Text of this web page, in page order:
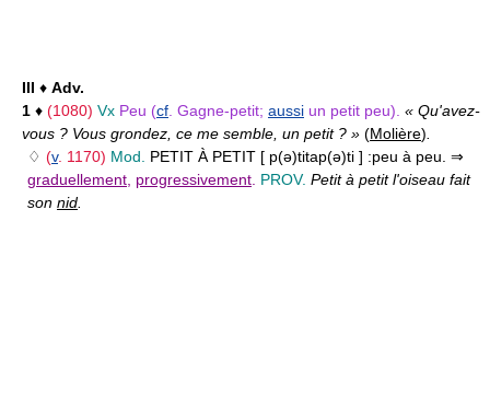
III ♦ Adv.
1 ♦ (1080) Vx Peu (cf . Gagne-petit; aussi un petit peu). « Qu'avez-
vous ? Vous grondez, ce me semble, un petit ? » (Molière)
♢ (v. 1170) Mod. PETIT À PETIT [ p(ə)titap(ə)ti ] :peu à peu. ⇒
graduellement progressivement PROV. Petit à petit l'oiseau fait
son nid